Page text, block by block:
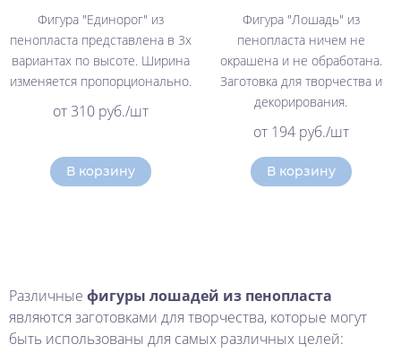
Фигура "Единорог" из
пенопласта представлена в 3х
вариантах по высоте. Ширина
изменяется пропорционально.
от 310 руб./шт
В корзину
Фигура "Лошадь" из
пенопласта ничем не
окрашена и не обработана.
Заготовка для творчества и
декорирования.
от 194 руб./шт
В корзину
Различные фигуры лошадей из пенопласта
являются заготовками для творчества, которые могут
быть использованы для самых различных целей: